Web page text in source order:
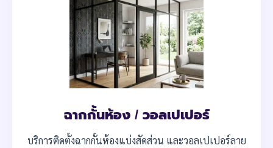
ฉากกั้นห้อง / วอลเปเปอร์
บริการติดตั้งฉากกั้นห้องแบ่งสัดส่วน และวอลเปเปอร์ลาย